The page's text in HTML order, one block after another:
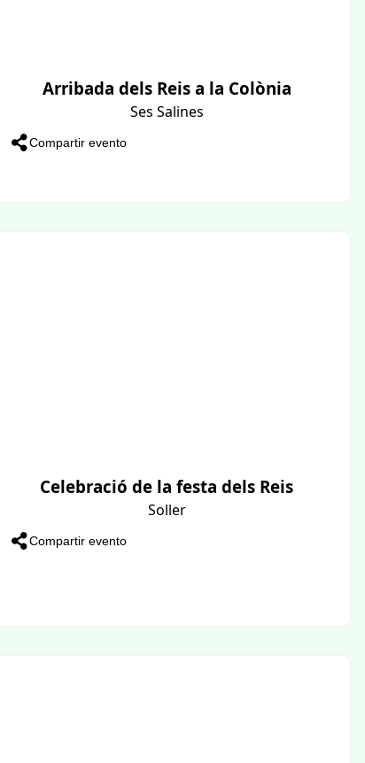
Arribada dels Reis a la Colònia
Ses Salines
Compartir evento
Celebració de la festa dels Reis
Soller
Compartir evento